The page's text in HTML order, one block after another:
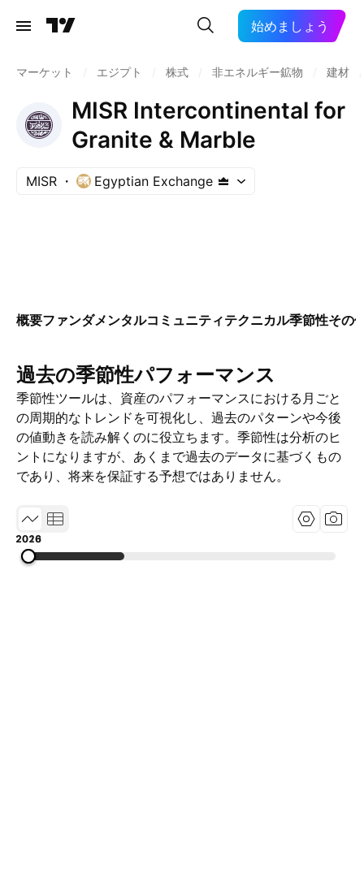
始めましょう
マーケット エジプト 株式 非エネルギー鉱物 建材
MISR Intercontinental for
Granite & Marble
MISR Egyptian Exchange
概要ファンダメンタルコミュニティテクニカル季節性その
過去の季節性パフォーマンス
季節性ツールは、資産のパフォーマンスにおける月ごと
の周期的なトレンドを可視化し、過去のパターンや今後
の値動きを読み解くのに役立ちます。季節性は分析のヒ
ントになりますが、あくまで過去のデータに基づくもの
であり、将来を保証する予想ではありません。
2010
2018
2026